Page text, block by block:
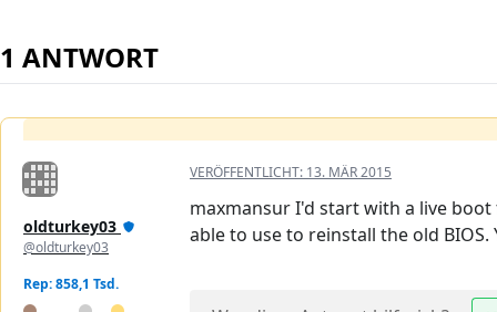
1 ANTWORT
oldturkey03
@oldturkey03
Rep: 858,1 Tsd.
VERÖFFENTLICHT: 13. MÄR 2015
maxmansur I'd start with a live
able to use to reinstall the old